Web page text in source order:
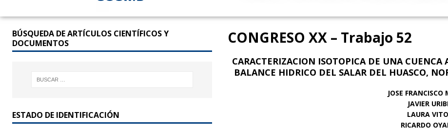
CONGRESO XX – Trabajo 52
CARACTERIZACION ISOTOPICA DE UNA
BALANCE HIDRICO DEL SALAR DEL HUASCO,
JOSE FRANCISCO
JAVIER
LAURA
RICARDO
BÚSQUEDA DE ARTÍCULOS CIENTÍFICOS Y
DOCUMENTOS
ESTADO DE IDENTIFICACIÓN